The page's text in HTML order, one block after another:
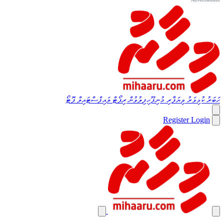
ހަބަރުކުޅިވަރު ވިޔަފާރި މުނިފޫހިފިލުވުންރިޕޯޓް ލައިފްސްޓައިލް ފޮޓޯ
RegisterLogin